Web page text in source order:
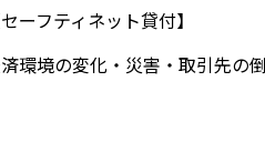
セーフティネット貸付】
環境の変化・災害・取引先の